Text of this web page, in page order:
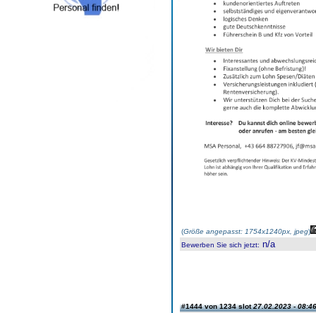
(Größe angepasst: 1754x1240px, jpeg)
Bewerben Sie sich jetzt: n/a
#1444 von 1234 slot27.02.2023 - 08:46